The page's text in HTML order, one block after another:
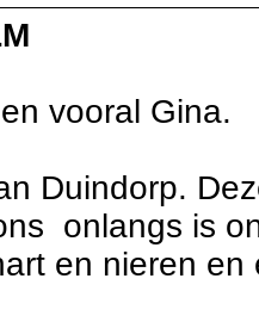
vooral Gina.
Duindorp.
onlangs is
en nieren